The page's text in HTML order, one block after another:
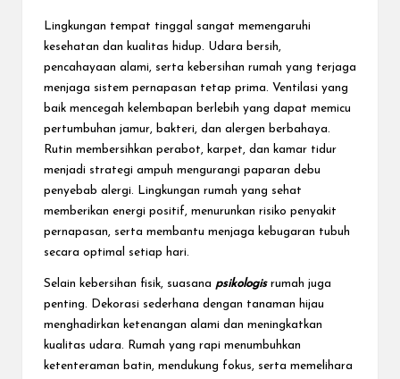
Lingkungan tempat tinggal sangat memengaruhi
kesehatan dan kualitas hidup. Udara bersih,
pencahayaan alami, serta kebersihan rumah yang terjaga
menjaga sistem pernapasan tetap prima. Ventilasi yang
baik mencegah kelembapan berlebih yang dapat memicu
pertumbuhan jamur, bakteri, dan alergen berbahaya.
Rutin membersihkan perabot, karpet, dan kamar tidur
menjadi strategi ampuh mengurangi paparan debu
penyebab alergi. Lingkungan rumah yang sehat
memberikan energi positif, menurunkan risiko penyakit
pernapasan, serta membantu menjaga kebugaran tubuh
secara optimal setiap hari.
Selain kebersihan fisik, suasana psikologisrumah juga
penting. Dekorasi sederhana dengan tanaman hijau
menghadirkan ketenangan alami dan meningkatkan
kualitas udara. Rumah yang rapi menumbuhkan
ketenteraman batin, mendukung fokus, serta memelihara